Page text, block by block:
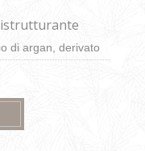
di argan, derivato
ialuronico